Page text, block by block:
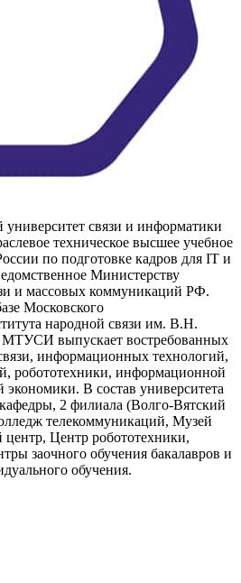
связи и информатики
техническое высшее учебное
по подготовке кадров для IT и
Министерству
и массовых коммуникаций РФ.
Московского
народной связи им. В.Н.
МТУСИ выпускает востребованных
информационных технологий,
робототехники, информационной
экономики. В состав университета
кафедры, 2 филиала (Волго-Вятский
телекоммуникаций, Музей
центр, Центр робототехники,
заочного обучения бакалавров и
обучения.